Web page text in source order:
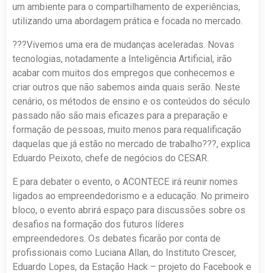
um ambiente para o compartilhamento de experiências,
utilizando uma abordagem prática e focada no mercado.
???Vivemos uma era de mudanças aceleradas. Novas
tecnologias, notadamente a Inteligência Artificial, irão
acabar com muitos dos empregos que conhecemos e
criar outros que não sabemos ainda quais serão. Neste
cenário, os métodos de ensino e os conteúdos do século
passado não são mais eficazes para a preparação e
formação de pessoas, muito menos para requalificação
daquelas que já estão no mercado de trabalho???, explica
Eduardo Peixoto, chefe de negócios do CESAR.
E para debater o evento, o ACONTECE irá reunir nomes
ligados ao empreendedorismo e a educação. No primeiro
bloco, o evento abrirá espaço para discussões sobre os
desafios na formação dos futuros líderes
empreendedores. Os debates ficarão por conta de
profissionais como Luciana Allan, do Instituto Crescer,
Eduardo Lopes, da Estação Hack – projeto do Facebook e